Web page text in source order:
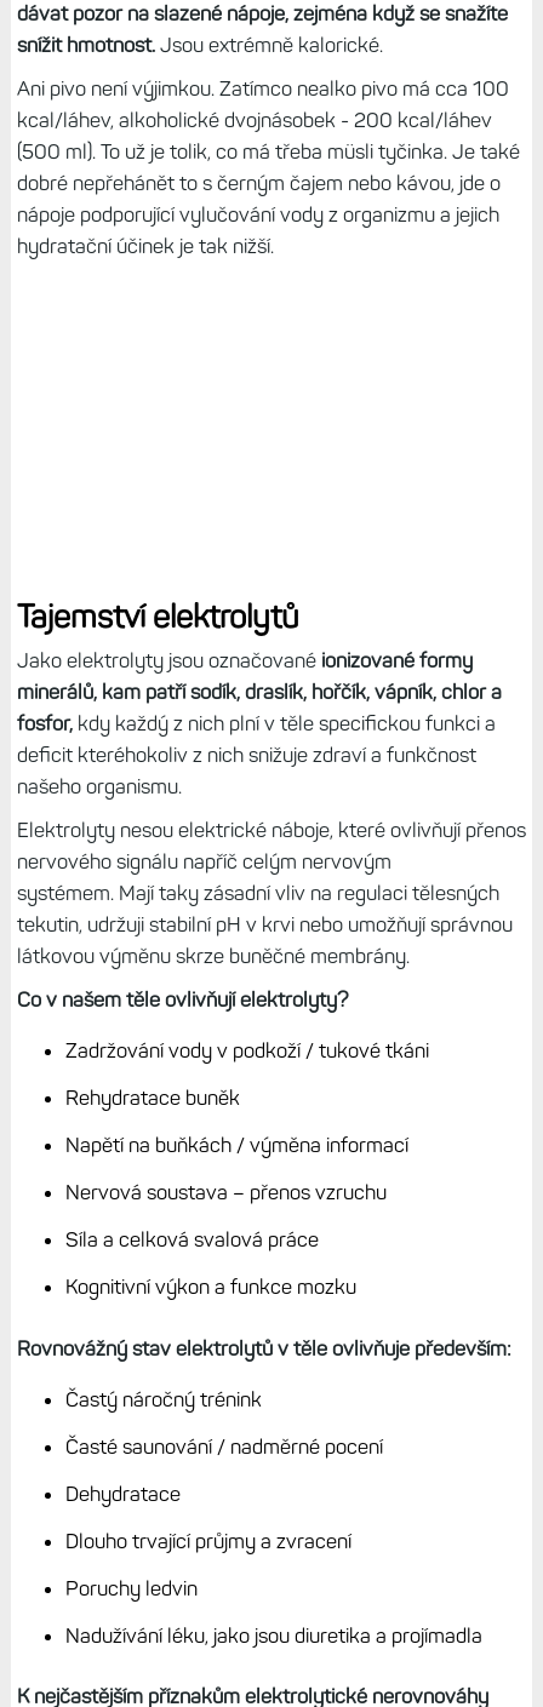
dávat pozor na slazené nápoje, zejména když se snažíte
snížit hmotnost.Jsou extrémně kalorické.
Ani pivo není výjimkou. Zatímco nealko pivo má cca 100
kcal/láhev, alkoholické dvojnásobek - 200 kcal/láhev
(500 ml). To už je tolik, co má třeba müsli tyčinka. Je také
dobré nepřehánět to s černým čajem nebo kávou, jde o
nápoje podporující vylučování vody z organizmu a jejich
hydratační účinek je tak nižší.
Tajemství elektrolytů
Jako elektrolyty jsou označované ionizované formy
minerálů, kam patří sodík, draslík, hořčík, vápník, chlor a
fosfor,kdy každý z nich plní v těle specifickou funkci a
deficit kteréhokoliv z nich snižuje zdraví a funkčnost
našeho organismu.
Elektrolyty nesou elektrické náboje, které ovlivňují přenos
nervového signálu napříč celým nervovým
systémem. Mají taky zásadní vliv na regulaci tělesných
tekutin, udržuji stabilní pH v krvi nebo umožňují správnou
látkovou výměnu skrze buněčné membrány.
Co v našem těle ovlivňují elektrolyty?
Zadržování vody v podkoží / tukové tkáni
Rehydratace buněk
Napětí na buňkách / výměna informací
Nervová soustava – přenos vzruchu
Síla a celková svalová práce
Kognitivní výkon a funkce mozku
Rovnovážný stav elektrolytů v těle ovlivňuje především:
Častý náročný trénink
Časté saunování / nadměrné pocení
Dehydratace
Dlouho trvající průjmy a zvracení
Poruchy ledvin
Nadužívání léku, jako jsou diuretika a projímadla
K nejčastějším příznakům elektrolytické nerovnováhy